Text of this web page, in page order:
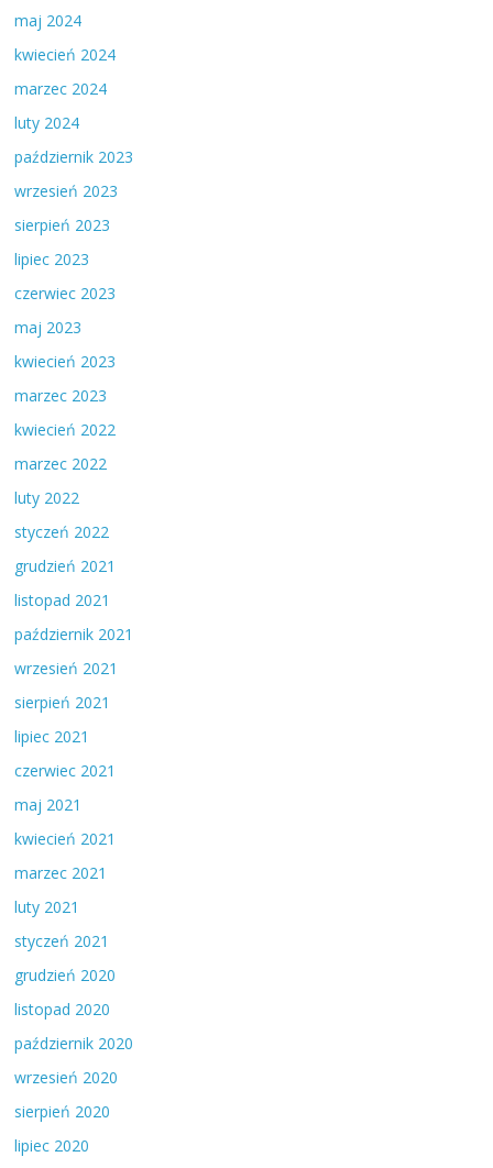
maj 2024
kwiecień 2024
marzec 2024
luty 2024
październik 2023
wrzesień 2023
sierpień 2023
lipiec 2023
czerwiec 2023
maj 2023
kwiecień 2023
marzec 2023
kwiecień 2022
marzec 2022
luty 2022
styczeń 2022
grudzień 2021
listopad 2021
październik 2021
wrzesień 2021
sierpień 2021
lipiec 2021
czerwiec 2021
maj 2021
kwiecień 2021
marzec 2021
luty 2021
styczeń 2021
grudzień 2020
listopad 2020
październik 2020
wrzesień 2020
sierpień 2020
lipiec 2020